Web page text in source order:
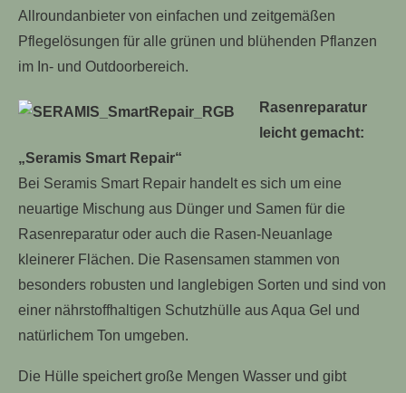
Allroundanbieter von einfachen und zeitgemäßen
Pflegelösungen für alle grünen und blühenden Pflanzen
im In- und Outdoorbereich.
Rasenreparatur
leicht gemacht:
„Seramis Smart Repair“
Bei Seramis Smart Repair handelt es sich um eine
neuartige Mischung aus Dünger und Samen für die
Rasenreparatur oder auch die Rasen-Neuanlage
kleinerer Flächen. Die Rasensamen stammen von
besonders robusten und langlebigen Sorten und sind von
einer nährstoffhaltigen Schutzhülle aus Aqua Gel und
natürlichem Ton umgeben.
Die Hülle speichert große Mengen Wasser und gibt